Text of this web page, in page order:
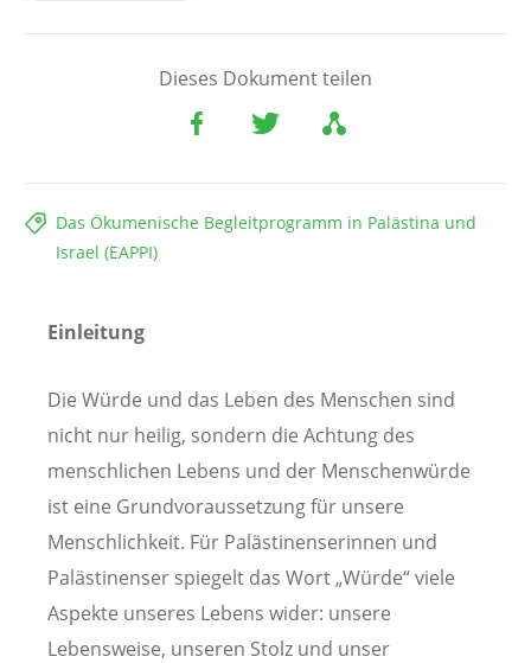
Dieses Dokument teilen
Das Ökumenische Begleitprogramm in Palästina und
Israel (EAPPI)
Einleitung
Die Würde und das Leben des Menschen sind
nicht nur heilig, sondern die Achtung des
menschlichen Lebens und der Menschenwürde
ist eine Grundvoraussetzung für unsere
Menschlichkeit. Für Palästinenserinnen und
Palästinenser spiegelt das Wort „Würde“ viele
Aspekte unseres Lebens wider: unsere
Lebensweise, unseren Stolz und unser